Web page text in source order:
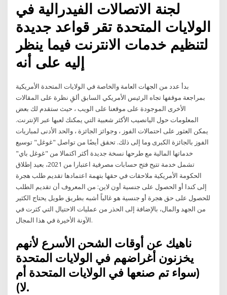
لجنة الاتصالات الفيدرالية في
الولايات المتحدة تقر قواعد جديدة
لتنظيم خدمات الانترنت فيما ينظر
إليه على أنه
بدأ عدد من الجهات العامة والخاصة في الولايات المتحدة الأمريكية
بمراجعة موقفها تجاه الرئيس الأمريكي السابق ألقِ نظرة على المقالات
الأخرى الموجودة على موقعنا على الويب ، حيث ستقدم لك بعض
المعلومات حول اليانصيب الأكثر شعبية التي يمكنك لعبها عبر الإنترنت.
يمكن العثور على احتمالات الفوز ، وجوائز الجائزة ، والحد الأدنى لمباريات
الفوز بالجائزة الكبرى وما إلى ذلك. تحقق أيضًا من تواصل "غوغل" توسيع
خدماتها المالية مع طرحها نسخة جديدة أكثر اكتمالا من "غوغل باي"
تشمل خدمة تتيح فتح حسابات مصرفية اعتبارا من 2021، بعيد إطلاق
الحكومة الأمريكية ملاحقات في حقها بتهمة اعتمادها تقديم طلب هجرة
إلى كندا أو الحصول على جنسية أون لاين: من المعروف أن تقديم الطلب
للحصول على حق هجرة أو جنسية هو غالباً أشبه بطريق طويل يحتاج الكثير
من الجهد والمال، بالإضافة إلى الحذر من عمليات الاحتيال التي كثرت في
الآونة الأخيرة في هذا المجال.
ناهيك عن أوقات الشحن الأسرع لأنهم
يخزنون أغراضهم في الولايات المتحدة
(سواء تم صنعها في الولايات المتحدة أم
لا).